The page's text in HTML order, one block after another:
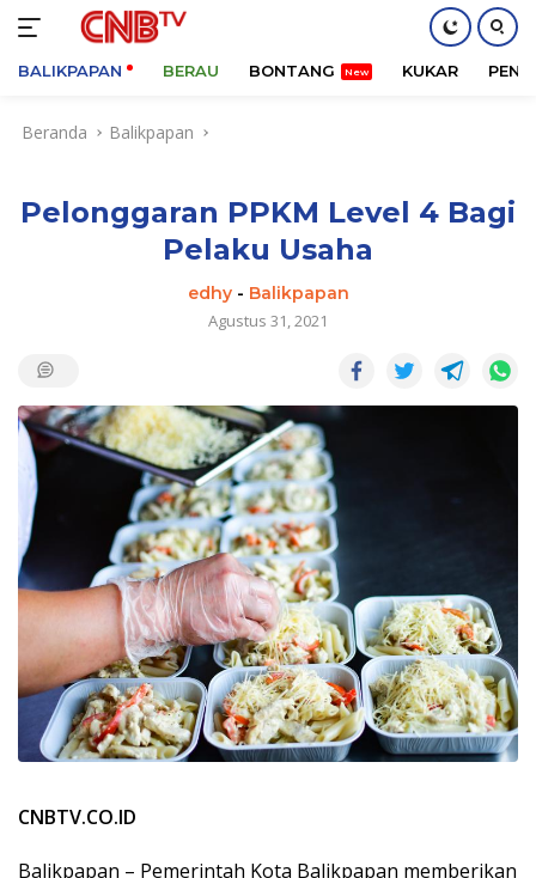
BALIKPAPAN BERAU BONTANG KUKAR
Beranda Balikpapan
Pelonggaran PPKM Level 4 Bagi
Pelaku Usaha
edhy- Balikpapan
Agustus 31, 2021
CNBTV.CO.ID
Balikpapan – Pemerintah Kota Balikpapan memberikan